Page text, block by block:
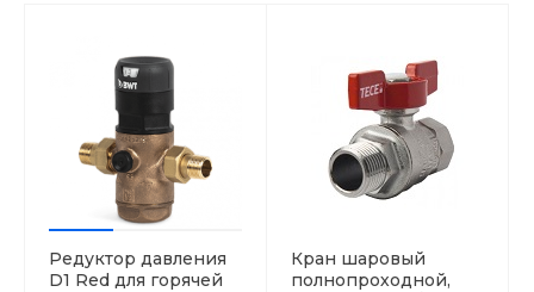
Редуктор давления
D1 Red для горячей
Кран шаровый
полнопроходной,